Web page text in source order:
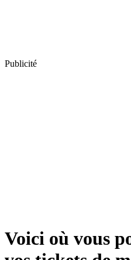
Publicité
Voici où vous